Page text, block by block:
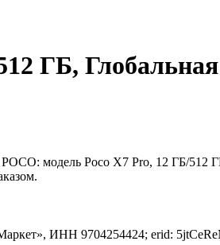
ГБ,
модель Poco X7 Pro, 12 ГБ/512
ИНН 9704254424; erid: